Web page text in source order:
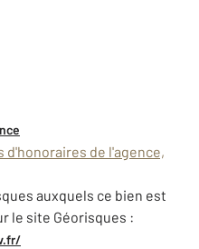
d'honoraires de l'agence,
auxquels ce bien est
le site Géorisques :